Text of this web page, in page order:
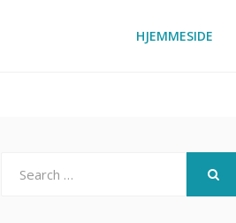
HJEMMESIDE